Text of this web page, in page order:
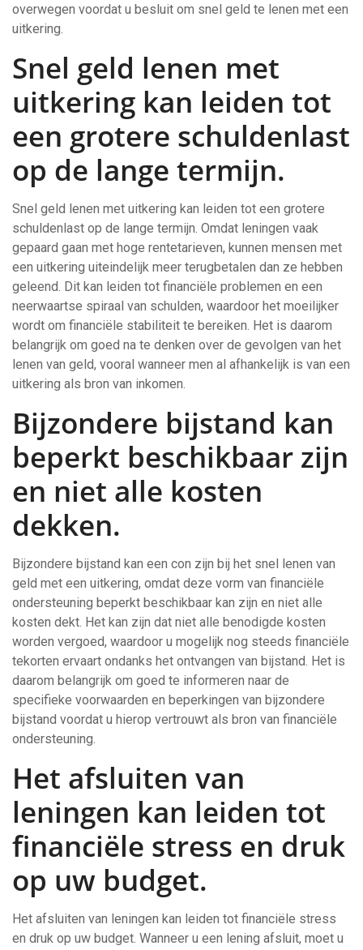
overwegen voordat u besluit om snel geld te lenen met een
uitkering.
Snel geld lenen met
uitkering kan leiden tot
een grotere schuldenlast
op de lange termijn.
Snel geld lenen met uitkering kan leiden tot een grotere
schuldenlast op de lange termijn. Omdat leningen vaak
gepaard gaan met hoge rentetarieven, kunnen mensen met
een uitkering uiteindelijk meer terugbetalen dan ze hebben
geleend. Dit kan leiden tot financiële problemen en een
neerwaartse spiraal van schulden, waardoor het moeilijker
wordt om financiële stabiliteit te bereiken. Het is daarom
belangrijk om goed na te denken over de gevolgen van het
lenen van geld, vooral wanneer men al afhankelijk is van een
uitkering als bron van inkomen.
Bijzondere bijstand kan
beperkt beschikbaar zijn
en niet alle kosten
dekken.
Bijzondere bijstand kan een con zijn bij het snel lenen van
geld met een uitkering, omdat deze vorm van financiële
ondersteuning beperkt beschikbaar kan zijn en niet alle
kosten dekt. Het kan zijn dat niet alle benodigde kosten
worden vergoed, waardoor u mogelijk nog steeds financiële
tekorten ervaart ondanks het ontvangen van bijstand. Het is
daarom belangrijk om goed te informeren naar de
specifieke voorwaarden en beperkingen van bijzondere
bijstand voordat u hierop vertrouwt als bron van financiële
ondersteuning.
Het afsluiten van
leningen kan leiden tot
financiële stress en druk
op uw budget.
Het afsluiten van leningen kan leiden tot financiële stress
en druk op uw budget. Wanneer u een lening afsluit, moet u